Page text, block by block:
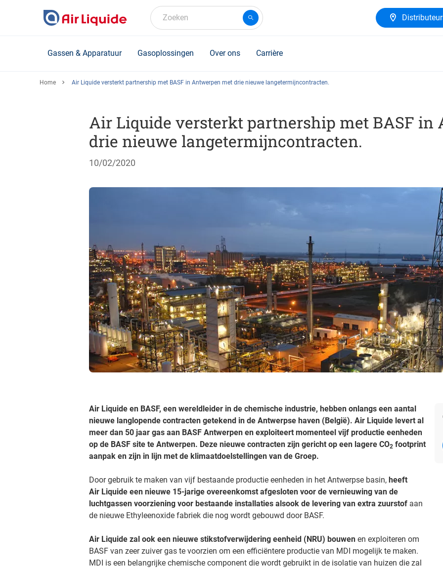
Zoeken
Gassen & Apparatuur Gasoplossingen Over ons Carrière
Home Air Liquide versterkt partnership met BASF in Antwerpen met drie nieuwe langetermijncontracten.
Air Liquide versterkt partnership met BASF in
drie nieuwe langetermijncontracten.
10/02/2020
Air Liquide en BASF, een wereldleider in de chemische industrie, hebben onlangs een aantal
nieuwe langlopende contracten getekend in de Antwerpse haven (België). Air Liquide levert al
meer dan 50 jaar gas aan BASF Antwerpen en exploiteert momenteel vijf productie eenheden
op de BASF site te Antwerpen. Deze nieuwe contracten zijn gericht op een lagere CO2 footprint
aanpak en zijn in lijn met de klimaatdoelstellingen van de Groep.
Door gebruik te maken van vijf bestaande productie eenheden in het Antwerpse basin, heeft
Air Liquide een nieuwe 15-jarige overeenkomst afgesloten voor de vernieuwing van de
luchtgassen voorziening voor bestaande installaties alsook de levering van extra zuurstof aan
de nieuwe Ethyleenoxide fabriek die nog wordt gebouwd door BASF.
Air Liquide zal ook een nieuwe stikstofverwijdering eenheid (NRU) bouwen en exploiteren om
BASF van zeer zuiver gas te voorzien om een efficiëntere productie van MDI mogelijk te maken.
MDI is een belangrijke chemische component die wordt gebruikt in de isolatie van huizen die zal